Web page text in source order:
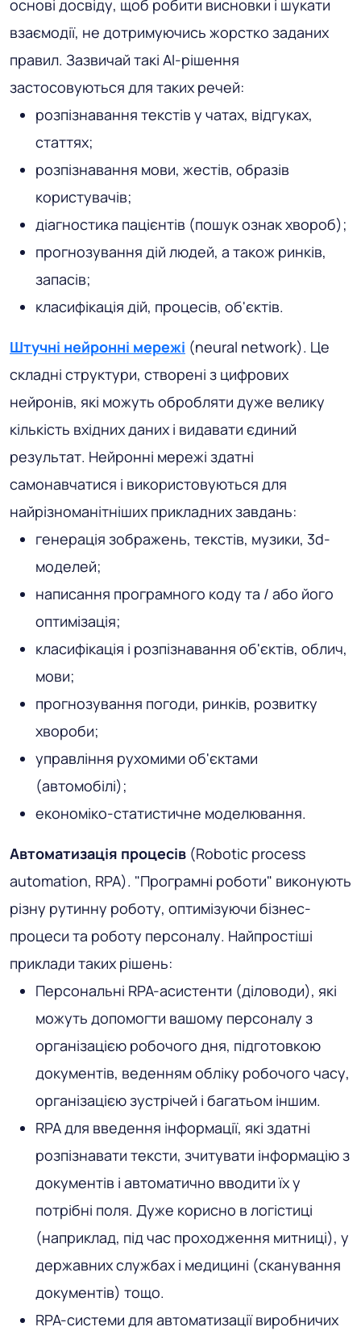
основі досвіду, щоб робити висновки і шукати
взаємодії, не дотримуючись жорстко заданих
правил. Зазвичай такі AI-рішення
застосовуються для таких речей:
розпізнавання текстів у чатах, відгуках,
статтях;
розпізнавання мови, жестів, образів
користувачів;
діагностика пацієнтів (пошук ознак хвороб);
прогнозування дій людей, а також ринків,
запасів;
класифікація дій, процесів, об'єктів.
Штучні нейронні мережі (neural network). Це
складні структури, створені з цифрових
нейронів, які можуть обробляти дуже велику
кількість вхідних даних і видавати єдиний
результат. Нейронні мережі здатні
самонавчатися і використовуються для
найрізноманітніших прикладних завдань:
генерація зображень, текстів, музики, 3d-
моделей;
написання програмного коду та / або його
оптимізація;
класифікація і розпізнавання об'єктів, облич,
мови;
прогнозування погоди, ринків, розвитку
хвороби;
управління рухомими об'єктами
(автомобілі);
економіко-статистичне моделювання.
Автоматизація процесів (Robotic process
automation, RPA). "Програмні роботи" виконують
різну рутинну роботу, оптимізуючи бізнес-
процеси та роботу персоналу. Найпростіші
приклади таких рішень:
Персональні RPA-асистенти (діловоди), які
можуть допомогти вашому персоналу з
організацією робочого дня, підготовкою
документів, веденням обліку робочого часу,
організацією зустрічей і багатьом іншим.
RPA для введення інформації, які здатні
розпізнавати тексти, зчитувати інформацію з
документів і автоматично вводити їх у
потрібні поля. Дуже корисно в логістиці
(наприклад, під час проходження митниці), у
державних службах і медицині (сканування
документів) тощо.
RPA-системи для автоматизації виробничих